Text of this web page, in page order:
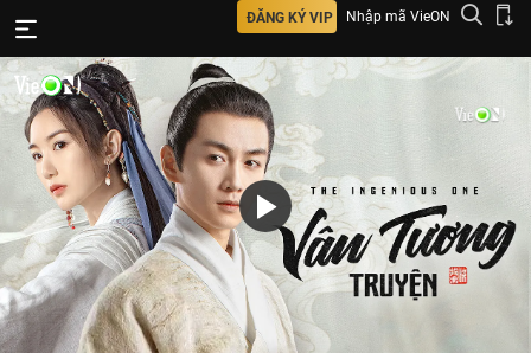
ĐĂNG KÝ VIP Nhập mã VieON